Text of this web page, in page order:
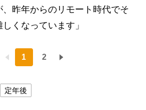
、昨年からのリモート時代でそ
くなっています」
1 2
定年後